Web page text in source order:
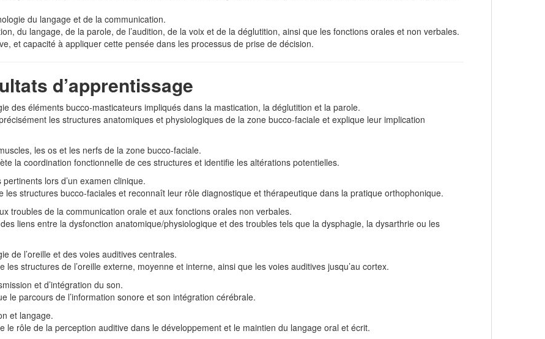
du langage et de la communication.
du langage, de la parole, de l’audition, de la voix et de la déglutition, ainsi que les fonctions orales et non verbales.
et capacité à appliquer cette pensée dans les processus de prise de décision.
d’apprentissage
des éléments bucco‑masticateurs impliqués dans la mastication, la déglutition et la parole.
les structures anatomiques et physiologiques de la zone bucco‑faciale et explique leur implication
les os et les nerfs de la zone bucco‑faciale.
la coordination fonctionnelle de ces structures et identifie les altérations potentielles.
lors d’un examen clinique.
les structures bucco‑faciales et reconnaît leur rôle diagnostique et thérapeutique dans la pratique orthophonique.
troubles de la communication orale et aux fonctions orales non verbales.
des liens entre la dysfonction anatomique/physiologique et des troubles tels que la dysphagie, la dysarthrie ou les
de l’oreille et des voies auditives centrales.
les structures de l’oreille externe, moyenne et interne, ainsi que les voies auditives jusqu’au cortex.
et d’intégration du son.
le parcours de l’information sonore et son intégration cérébrale.
et langage.
le rôle de la perception auditive dans le développement et le maintien du langage oral et écrit.